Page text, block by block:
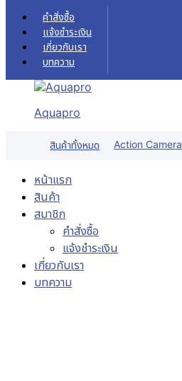
Skip to content
คำสั่งซื้อ
แจ้งชำระเงิน
เกี่ยวกับเรา
บทความ
Aquapro
สินค้าทั้งหมด Action Camera
หน้าแรก
สินค้า
สมาชิก
คำสั่งซื้อ
แจ้งชำระเงิน
เกี่ยวกับเรา
บทความ